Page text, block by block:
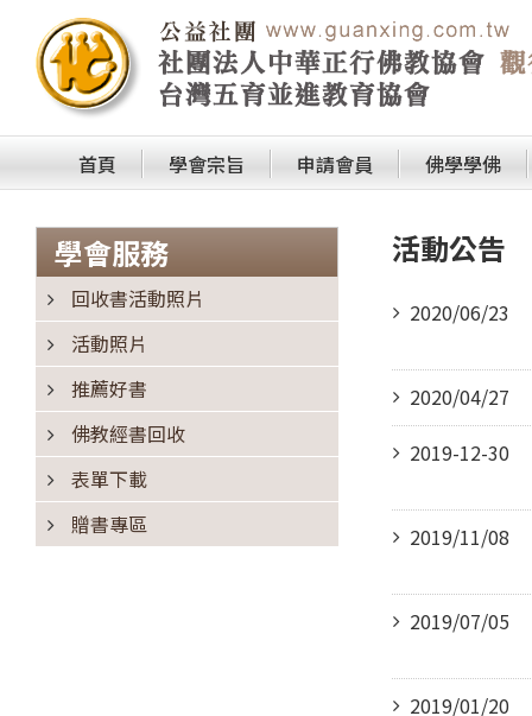
首頁 學會宗旨 申請會員 佛學學佛
學會服務
回收書活動照片
活動照片
推薦好書
佛教經書回收
表單下載
贈書專區
活動公告
2020/06/23
2020/04/27
2019-12-30
2019/11/08
2019/07/05
2019/01/20